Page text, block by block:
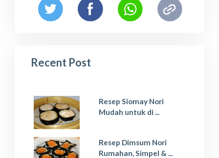
Recent Post
Resep Siomay Nori
Mudah untuk di ...
Resep Dimsum Nori
Rumahan, Simpel & ...